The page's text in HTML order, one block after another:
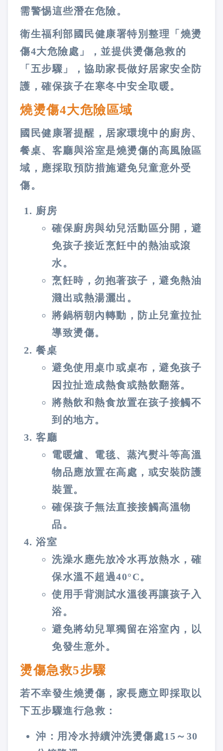
需警惕這些潛在危險。
衛生福利部國民健康署特別整理「燒燙
傷4大危險處」，並提供燙傷急救的
「五步驟」，協助家長做好居家安全防
護，確保孩子在寒冬中安全取暖。
燒燙傷4大危險區域
國民健康署提醒，居家環境中的廚房、
餐桌、客廳與浴室是燒燙傷的高風險區
域，應採取預防措施避免兒童意外受
傷。
廚房
確保廚房與幼兒活動區分開，避
免孩子接近烹飪中的熱油或滾
水。
烹飪時，勿抱著孩子，避免熱油
濺出或熱湯灑出。
將鍋柄朝內轉動，防止兒童拉扯
導致燙傷。
餐桌
避免使用桌巾或桌布，避免孩子
因拉扯造成熱食或熱飲翻落。
將熱飲和熱食放置在孩子接觸不
到的地方。
客廳
電暖爐、電毯、蒸汽熨斗等高溫
物品應放置在高處，或安裝防護
裝置。
確保孩子無法直接接觸高溫物
品。
浴室
洗澡水應先放冷水再放熱水，確
保水溫不超過40°C。
使用手背測試水溫後再讓孩子入
浴。
避免將幼兒單獨留在浴室內，以
免發生意外。
燙傷急救5步驟
若不幸發生燒燙傷，家長應立即採取以
下五步驟進行急救：
沖：用冷水持續沖洗燙傷處15～30